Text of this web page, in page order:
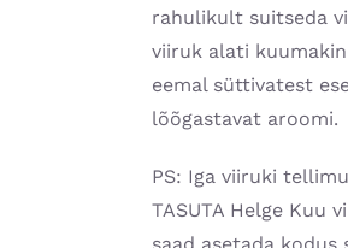
rahulikult suitseda
viiruk alati
eemal süttivatest
lõõgastavat aroomi.
PS: Iga viiruki
TASUTA Helge Kuu